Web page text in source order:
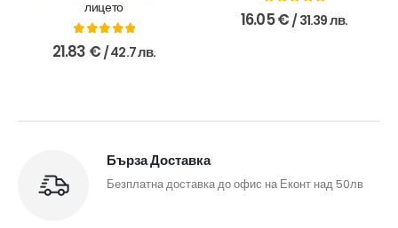
лицето
0out of 5
21.83 € / 42.7 лв.
0out of 5
16.05€ / 31.39 лв.
Бърза Доставка
Безплатна доставка до офис на Еконт над 50лв